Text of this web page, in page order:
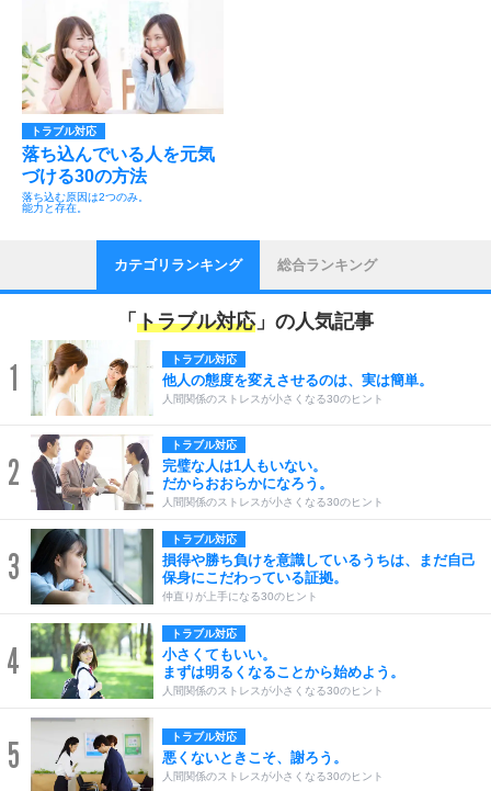
トラブル対応
落ち込んでいる人を元気
づける30の方法
落ち込む原因は2つのみ。
能力と存在。
カテゴリランキング 総合ランキング
「 トラブル対応」の人気記事
1 トラブル対応
他人の態度を変えさせるのは、実は簡単。
人間関係のストレスが小さくなる30のヒント
2
トラブル対応
完璧な人は1人もいない。
だからおおらかになろう。
人間関係のストレスが小さくなる30のヒント
3
トラブル対応
損得や勝ち負けを意識しているうちは、まだ自己
保身にこだわっている証拠。
仲直りが上手になる30のヒント
4
トラブル対応
小さくてもいい。
まずは明るくなることから始めよう。
人間関係のストレスが小さくなる30のヒント
5 トラブル対応
悪くないときこそ、謝ろう。
人間関係のストレスが小さくなる30のヒント